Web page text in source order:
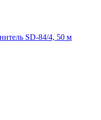
SD-84/4, 50 м